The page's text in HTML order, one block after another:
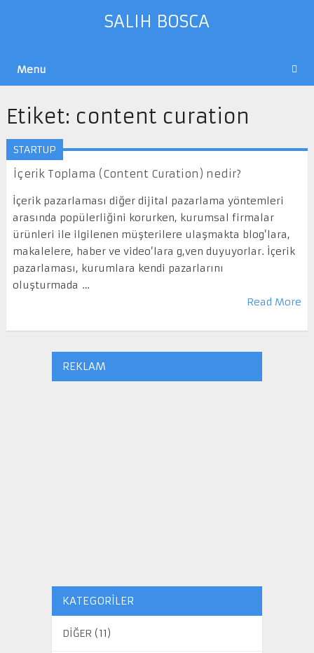
SALIH BOSCA
Menu
Etiket: content curation
STARTUP
İçerik Toplama (Content Curation) nedir?
İçerik pazarlaması diğer dijital pazarlama yöntemleri
arasında popülerliğini korurken, kurumsal firmalar
ürünleri ile ilgilenen müşterilere ulaşmakta blog’lara,
makalelere, haber ve video’lara g,ven duyuyorlar. İçerik
pazarlaması, kurumlara kendi pazarlarını
oluşturmada …
Read More
REKLAM
KATEGORILER
DİĞER (11)